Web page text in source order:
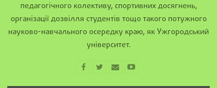
педагогічного колективу, спортивних досягнень,
організації дозвілля студентів тощо такого потужного
науково-навчального осередку краю, як Ужгородський
університет.